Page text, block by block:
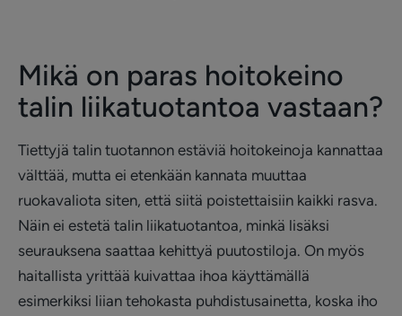
Mikä on paras hoitokeino
talin liikatuotantoa vastaan?
Tiettyjä talin tuotannon estäviä hoitokeinoja kannattaa
välttää, mutta ei etenkään kannata muuttaa
ruokavaliota siten, että siitä poistettaisiin kaikki rasva.
Näin ei estetä talin liikatuotantoa, minkä lisäksi
seurauksena saattaa kehittyä puutostiloja. On myös
haitallista yrittää kuivattaa ihoa käyttämällä
esimerkiksi liian tehokasta puhdistusainetta, koska iho